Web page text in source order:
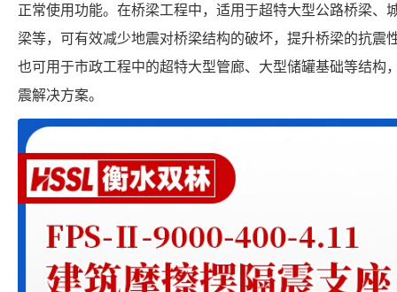
正常使用功能。在桥梁工程中，适用于超特大型公路桥梁、
梁等，可有效减少地震对桥梁结构的破坏，提升桥梁的抗震
也可用于市政工程中的超特大型管廊、大型储罐基础等结构
震解决方案。